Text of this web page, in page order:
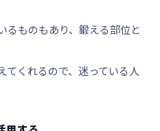
るものもあり、鍛える部位と
てくれるので、迷っている人